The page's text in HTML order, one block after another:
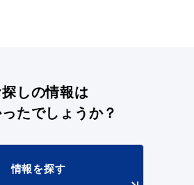
しの情報は
たでしょうか？
情報を探す